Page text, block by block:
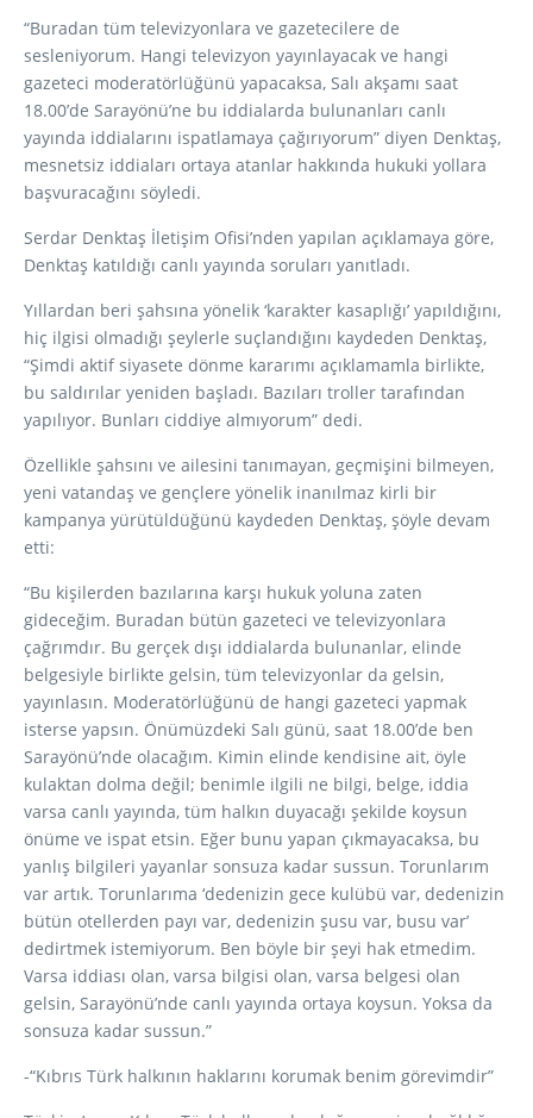
“Buradan tüm televizyonlara ve gazetecilere de
sesleniyorum. Hangi televizyon yayınlayacak ve hangi
gazeteci moderatörlüğünü yapacaksa, Salı akşamı saat
18.00’de Sarayönü’ne bu iddialarda bulunanları canlı
yayında iddialarını ispatlamaya çağırıyorum” diyen Denktaş,
mesnetsiz iddiaları ortaya atanlar hakkında hukuki yollara
başvuracağını söyledi.
Serdar Denktaş İletişim Ofisi’nden yapılan açıklamaya göre,
Denktaş katıldığı canlı yayında soruları yanıtladı.
Yıllardan beri şahsına yönelik ‘karakter kasaplığı’ yapıldığını,
hiç ilgisi olmadığı şeylerle suçlandığını kaydeden Denktaş,
“Şimdi aktif siyasete dönme kararımı açıklamamla birlikte,
bu saldırılar yeniden başladı. Bazıları troller tarafından
yapılıyor. Bunları ciddiye almıyorum” dedi.
Özellikle şahsını ve ailesini tanımayan, geçmişini bilmeyen,
yeni vatandaş ve gençlere yönelik inanılmaz kirli bir
kampanya yürütüldüğünü kaydeden Denktaş, şöyle devam
etti:
“Bu kişilerden bazılarına karşı hukuk yoluna zaten
gideceğim. Buradan bütün gazeteci ve televizyonlara
çağrımdır. Bu gerçek dışı iddialarda bulunanlar, elinde
belgesiyle birlikte gelsin, tüm televizyonlar da gelsin,
yayınlasın. Moderatörlüğünü de hangi gazeteci yapmak
isterse yapsın. Önümüzdeki Salı günü, saat 18.00’de ben
Sarayönü’nde olacağım. Kimin elinde kendisine ait, öyle
kulaktan dolma değil; benimle ilgili ne bilgi, belge, iddia
varsa canlı yayında, tüm halkın duyacağı şekilde koysun
önüme ve ispat etsin. Eğer bunu yapan çıkmayacaksa, bu
yanlış bilgileri yayanlar sonsuza kadar sussun. Torunlarım
var artık. Torunlarıma ‘dedenizin gece kulübü var, dedenizin
bütün otellerden payı var, dedenizin şusu var, busu var’
dedirtmek istemiyorum. Ben böyle bir şeyi hak etmedim.
Varsa iddiası olan, varsa bilgisi olan, varsa belgesi olan
gelsin, Sarayönü’nde canlı yayında ortaya koysun. Yoksa da
sonsuza kadar sussun.”
-“Kıbrıs Türk halkının haklarını korumak benim görevimdir”